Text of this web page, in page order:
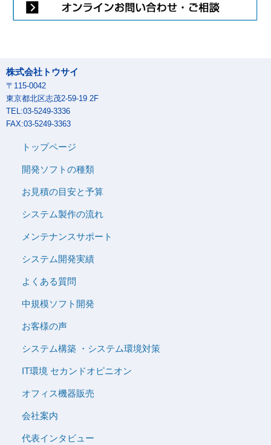
株式会社トウサイ
〒115-0042
東京都北区志茂2-59-19 2F
TEL:03-5249-3336
FAX:03-5249-3363
トップページ
開発ソフトの種類
お見積の目安と予算
システム製作の流れ
メンテナンスサポート
システム開発実績
よくある質問
中規模ソフト開発
お客様の声
システム構築 ・システム環境対策
IT環境 セカンドオピニオン
オフィス機器販売
会社案内
代表インタビュー